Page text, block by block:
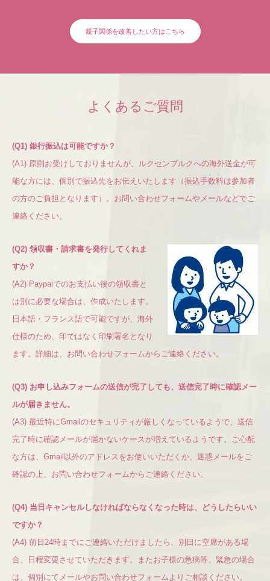
親子関係を改善したい方はこちら
よくあるご質問
(Q1) 銀行振込は可能ですか？
(A1) 原則お受けしておりませんが、ルクセンブルクへの海外送金が可
能な方には、個別で振込先をお伝えいたします（振込手数料は参加者
の方のご負担となります）。お問い合わせフォームやメールなどでご
連絡ください。
(Q2) 領収書・請求書を発行してくれま
すか？
(A2) Paypalでのお支払い後の領収書と
は別に必要な場合は、作成いたします。
日本語・フランス語で可能ですが、海外
仕様のため、印ではなく印刷署名となり
ます。詳細は、 お問い合わせフォームからご連絡ください。
(Q3) お申し込みフォームの送信が完了しても、送信完了時に確認メー
ルが届きません。
(A3) 最近特にGmailのセキュリティが厳しくなっているようで、送信
完了時に確認メールが届かないケースが増えているようです。ご心配
な方は、Gmail以外のアドレスをお使いいただくか、迷惑メールをご
確認の上、お問い合わせフォームからご連絡ください。
(Q4) 当日 キャンセルしなければならなくなった時は、どうしたらいい
ですか？
(A4) 前日24時までにご連絡いただけましたら、別日に空席がある場
合、日程変更させていただきます。またお子様の急病等、緊急の場合
は、個別にてメールやお問い合わせフォームよりご相談ください。
受講生専用ページ
プライバシーポリシー・免責事項